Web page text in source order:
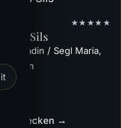
★★★★★
Sils
im Engadin / Segl Maria,
entdecken →